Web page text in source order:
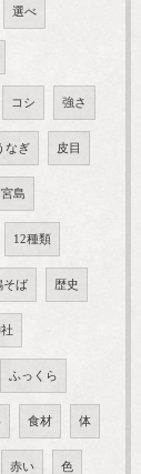
選べ
コシ 強さ
なぎ 皮目
宮島
12種類
そば 歴史
ふっくら
食材 体
赤い 色